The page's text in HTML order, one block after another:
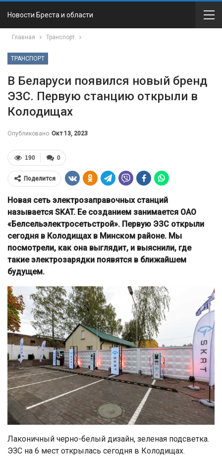
Новости Бреста и области
Главная Транспорт
ТРАНСПОРТ
В Беларуси появился новый бренд
ЭЗС. Первую станцию открыли в
Колодищах
Опубликовано Окт 13, 2023
0
190
Поделится
Новая сеть электрозаправочных станций
называется SKAT. Ее созданием занимается ОАО
«Белсельэлектросетьстрой». Первую ЭЗС открыли
сегодня в Колодищах в Минском районе. Мы
посмотрели, как она выглядит, и выяснили, где
такие электрозарядки появятся в ближайшем
будущем.
Лаконичный черно-белый дизайн, зеленая подсветка.
ЭЗС на 6 мест открылась сегодня в Колодищах.